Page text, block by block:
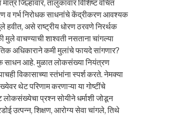
जिल्हावार, तालुकावार विशिष्ट वंचित
व गर्भ निरोधक साधनांचे केंद्रीकरण आवश्यक
हवीत, असे राष्ट्रीय धोरण ठरवणे निरर्थक
वाचण्याची शाश्वती नसताना चांगल्या
अधिकाराने कमी मुलांचे फायदे सांगणार?
साधन आहे. मुळात लोकसंख्या नियंत्रण
विकासाच्या स्तंभांना स्पर्श करते. नेमक्या
थेट परिणाम करणाऱ्या या गोष्टींचे
लोकसंख्येचा प्रश्न सोयीने धर्माशी जोडून
उत्पन्न, शिक्षण, आरोग्य सेवा चांगले, तिथे